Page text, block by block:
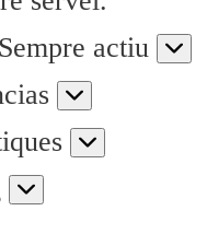
Sempre actiu